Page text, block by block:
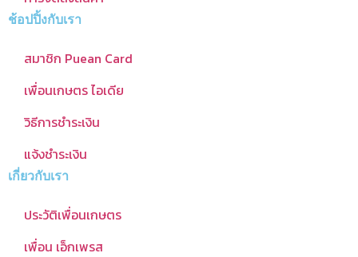
ช้อปปิ้งกับเรา
สมาชิก Puean Card
เพื่อนเกษตร ไอเดีย
วิธีการชำระเงิน
แจ้งชำระเงิน
เกี่ยวกับเรา
ประวัติเพื่อนเกษตร
เพื่อน เอ็กเพรส